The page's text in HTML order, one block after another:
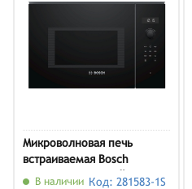
Микроволновая печь
встраиваемая Bosch
BFL554MB0, черный
В наличии Код: 281583-1S